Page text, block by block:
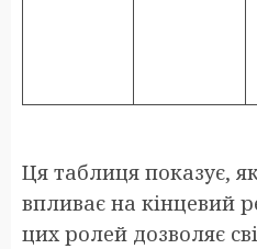
Ця таблиця показує,
впливає на кінцевий
цих ролей дозволяє